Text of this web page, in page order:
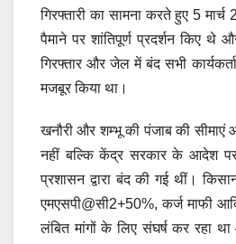
गिरफ्तारी का सामना करते हुए 5
पैमाने पर शांतिपूर्ण प्रदर्शन किए थे
गिरफ्तार और जेल में बंद सभी
मजबूर किया था।
खनौरी और शम्भू की पंजाब की सीमाएं
नहीं बल्कि केंद्र सरकार के आदेश
प्रशासन द्वारा बंद की गई थीं।
एमएसपी@सी2+50%, कर्ज माफी
लंबित मांगों के लिए संघर्ष कर रहा